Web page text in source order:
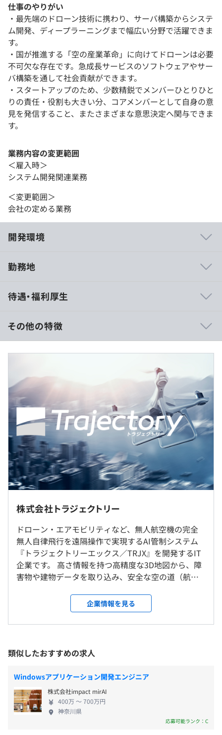
仕事のやりがい
・最先端のドローン技術に携わり、サーバ構築からシステ
ム開発、ディープラーニングまで幅広い分野で活躍できま
す。
・国が推進する「空の産業革命」に向けてドローンは必要
不可欠な存在です。急成長サービスのソフトウェアやサー
バ構築を通して社会貢献ができます。
・スタートアップのため、少数精鋭でメンバーひとりひと
りの責任・役割も大きい分、コアメンバーとして自身の意
見を発信すること、またさまざまな意思決定へ関与できま
す。
業務内容の変更範囲
＜雇入時＞
システム開発関連業務
＜変更範囲＞
会社の定める業務
開発環境
・業界経験の長いベテランエンジニアと一緒にコアメンバ
・自社サービス開発のため、言われた通りに開発するので
なく、スケジュール調整はもちろん、自ら企画提案し開発
を進めることができます。
Macのご用意を想定しております。
希望に応じて、マシン及びスペック等の相談・検討をさせ
ていただきます。
◆円滑に業務を進める工夫
業務中はSlackの音声会話機能をオープンにして、カジュ
アルにコミュニケーションを取っています。
環境なので、ストレスフリーに開発に取り組めます。
◆大手出身者のベテラン社員が多数
社長をはじめ大手企業出身の社員が多く、比較的社風は落
ち着いた雰囲気があります。
経験豊富な上司のもとで、のびのびと安心して働きながら
スキルアップを目指したい方に最適です。
・C++
・gRPC
・REST-API
※開発言語に関わる経験・スキルは必須ではありません。
不足があれば入社した後に、勉強して徐々にスキルアップ
勤務地
※基本的には週1〜2回（遠方の方は、最低月1回）程度、
出社いただきハイブリッド勤務を想定しています。
※リモートワークがメインになりますが、業務中はSlack
の音声会話機能をオープンにしたり、ヴァーチャルオフィ
スシステムを導入しカジュアルにコミュニケーションでき
る環境をつくっています。
東京本社、および自宅
＜変更範囲＞
従業員に対する受動喫煙対策：あり
対策内容：屋内禁煙
待遇・福利厚生
■賃金形態：年俸制（年俸を12分割）
■賃金の決定方法：当社規定により決定いたします
（※ 想定年収は年収提示額を保証するものではありません）
フレックスタイム制
標準的な勤務時間帯：9：00〜18：00
休憩時間：休憩60分 ※昼食時間は業務の都合により各々
平均残業時間：基本残業はありません（希望に応じて0〜
・完全週休2日制（会社カレンダーによる）
・年間有給休暇（10日〜20日※下限日数は入社半年経過
後の付与日数となります）
・残業手当
昇給・昇格あり
その他の特徴
株式会社トラジェクトリー
ドローン・エアモビリティなど、無人航空機の完全
無人自律飛行を遠隔操作で実現するAI管制システム
『トラジェクトリーエックス／TRJX』を開発するIT
企業です。 高さ情報を持つ高精度な3D地図から、障
害物や建物データを取り込み、安全な空の道（航
TRJXは、UTM（統合脅威管理：多くのセキュリティ
機能を一元化させた製品）に求められる運航管理機
能に加え、複数の無人航空機が同時に飛行可能な安
ます。 ◆当社が実現する未来 現在は法規制により、
主に海・川・中山間部などの無人地帯で多く利用さ
れているドローン。 しかし、空の産業革命に向けた
ロードマップでは、2022年度以降は規制緩和によ
り、都市部（有人地帯）での目視外飛行も可能にな
ります。 また政府の方針としてドローンの利活用を
推進しており、国内では機体登録制度（リモート
企業情報を見る
類似したおすすめの求人
Windowsアプリケーション開発エンジニア
株式会社impact mirAI
400万 〜 700万円
神奈川県
応募可能ランク：C